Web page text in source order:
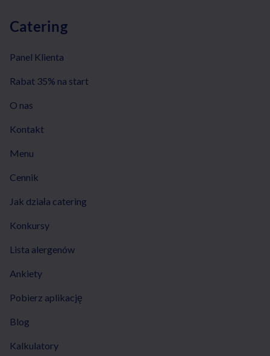
Catering
Panel Klienta
Rabat 35% na start
O nas
Kontakt
Menu
Cennik
Jak działa catering
Konkursy
Lista alergenów
Ankiety
Pobierz aplikację
Blog
Kalkulatory